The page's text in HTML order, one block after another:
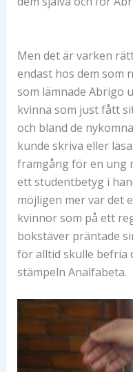
Men det är varken
endast hos dem som
som lämnade Abrigo
kvinna som just fått
och bland de
kunde skriva eller
framgång för en ung
ett studentbetyg i
möjligen mer var det
kvinnor som på ett
bokstäver präntade
för alltid skulle befria
stämpeln Analfabeta.